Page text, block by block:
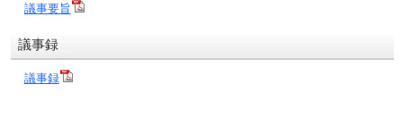
議事要旨
議事録
議事録